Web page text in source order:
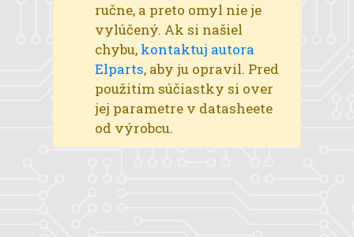
ručne, a preto omyl nie je
vylúčený. Ak si našiel
chybu, kontaktuj autora
Elparts, aby ju opravil. Pred
použitím súčiastky si over
jej parametre v datasheete
od výrobcu.